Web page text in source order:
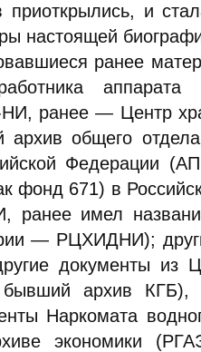
и
настоящей
ранее
ранее — Центр
общего
Федерации
671) в
ранее имел
— РЦХИДНИ);
документы из
архив КГБ),
Наркомата
экономики